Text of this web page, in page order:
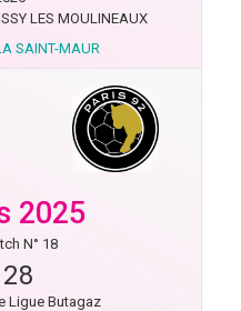
LES MOULINEAUX
SAINT-MAUR
2025
N° 18
28
Ligue Butagaz